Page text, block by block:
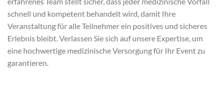
schnell und kompetent behandelt wird, damit Ihre
Veranstaltung für alle Teilnehmer ein positives und sicheres
Erlebnis bleibt. Verlassen Sie sich auf unsere Expertise, um
eine hochwertige medizinische Versorgung für Ihr Event zu
garantieren.